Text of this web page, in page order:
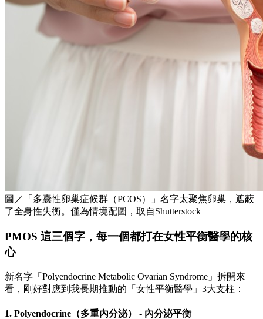
圖／「多囊性卵巢症候群（PCOS）」名字太聚焦卵巢，遮蔽
了全身性失衡。僅為情境配圖，取自Shutterstock
PMOS 這三個字，每一個都打在女性平衡醫學的核
心
新名字「Polyendocrine Metabolic Ovarian Syndrome」拆開來
看，剛好對應到我長期推動的「女性平衡醫學」3大支柱：
1. Polyendocrine（多重內分泌） - 內分泌平衡